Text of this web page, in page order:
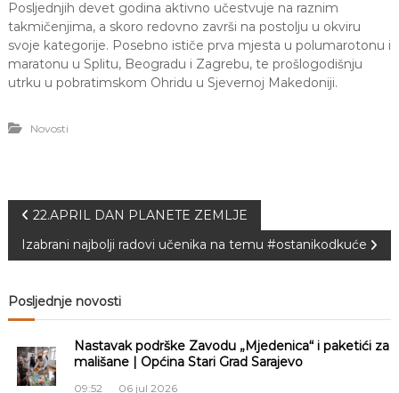
Posljednjih devet godina aktivno učestvuje na raznim
takmičenjima, a skoro redovno završi na postolju u okviru
svoje kategorije. Posebno ističe prva mjesta u polumarotonu i
maratonu u Splitu, Beogradu i Zagrebu, te prošlogodišnju
utrku u pobratimskom Ohridu u Sjevernoj Makedoniji.
Novosti
N
a
v
g
22.APRIL DAN PLANETE ZEMLJE
Izabrani najbolji radovi učenika na temu #ostanikodkuće
Posljednje novosti
Nastavak podrške Zavodu „Mjedenica“ i paketići za
mališane | Općina Stari Grad Sarajevo
09:52 06 jul 2026